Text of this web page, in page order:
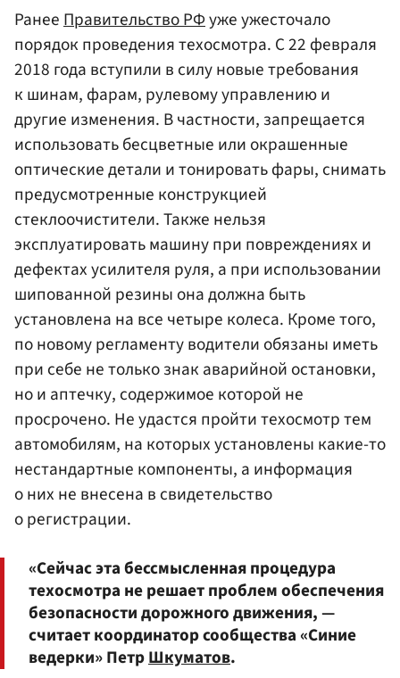
РанееПравительство РФуже ужесточало
порядок проведения техосмотра. С 22 февраля
2018 года вступили в силу новые требования
к шинам, фарам, рулевому управлению и
другие изменения. В частности, запрещается
использовать бесцветные или окрашенные
оптические детали и тонировать фары, снимать
предусмотренные конструкцией
стеклоочистители. Также нельзя
эксплуатировать машину при повреждениях и
дефектах усилителя руля, а при использовании
шипованной резины она должна быть
установлена на все четыре колеса. Кроме того,
по новому регламенту водители обязаны иметь
при себе не только знак аварийной остановки,
но и аптечку, содержимое которой не
просрочено. Не удастся пройти техосмотр тем
автомобилям, на которых установлены какие-то
нестандартные компоненты, а информация
о них не внесена в свидетельство
о регистрации.
«Сейчас эта бессмысленная процедура
техосмотра не решает проблем обеспечения
безопасности дорожного движения, —
считает координатор сообщества «Синие
ведерки» ПетрШкуматов.